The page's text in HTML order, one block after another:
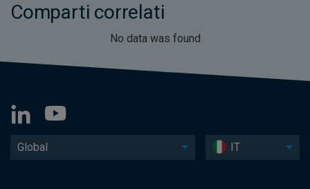
Comparti correlati
No data was found
Global IT